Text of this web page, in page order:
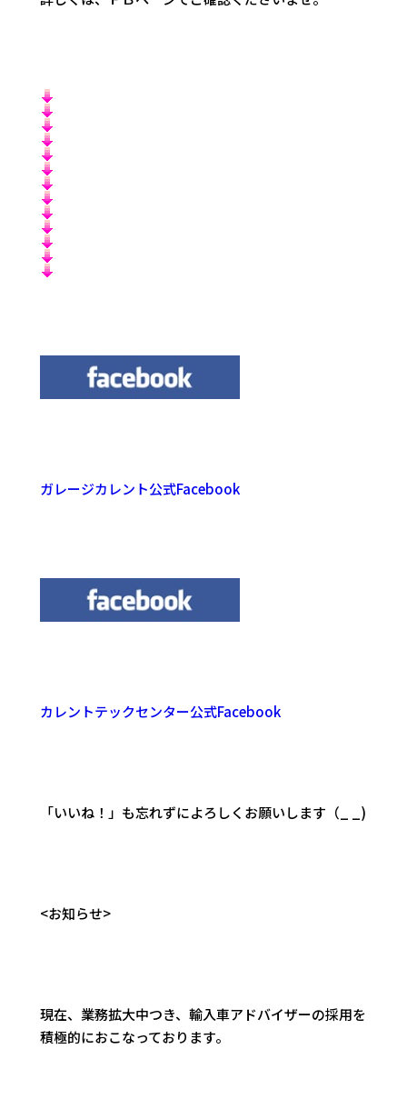
ガレージカレント公式Facebook
カレントテックセンター公式Facebook
「いいね！」も忘れずによろしくお願いします（_ _)
<お知らせ>
現在、業務拡大中つき、輸入車アドバイザーの採用を
積極的におこなっております。